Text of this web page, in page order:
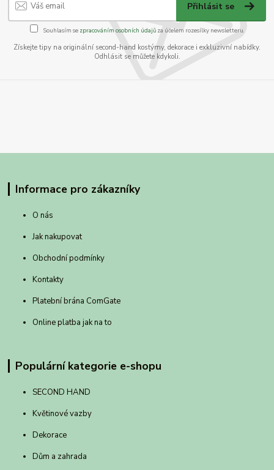
Přihlásit se
Souhlasím se zpracováním osobních údajůza účelem rozesílky newsletteru.
Získejte tipy na originální second-hand kostýmy, dekorace i exkluzivní nabídky.
Odhlásit se můžete kdykoli.
Informace pro zákazníky
O nás
Jak nakupovat
Obchodní podmínky
Kontakty
Platební brána ComGate
Online platba jak na to
Populární kategorie e-shopu
SECOND HAND
Květinové vazby
Dekorace
Dům a zahrada